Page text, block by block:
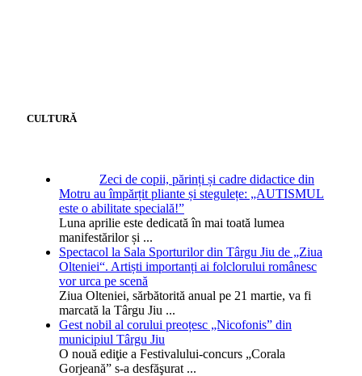
CULTURĂ
Zeci de copii, părinți și cadre didactice din
Motru au împărțit pliante și stegulețe: „AUTISMUL
este o abilitate specială!”
Luna aprilie este dedicată în mai toată lumea
manifestărilor și ...
Spectacol la Sala Sporturilor din Târgu Jiu de „Ziua
Olteniei“. Artiști importanți ai folclorului românesc
vor urca pe scenă
Ziua Olteniei, sărbătorită anual pe 21 martie, va fi
marcată la Târgu Jiu ...
Gest nobil al corului preoțesc „Nicofonis” din
municipiul Târgu Jiu
O nouă ediţie a Festivalului-concurs „Corala
Gorjeană” s-a desfăşurat ...